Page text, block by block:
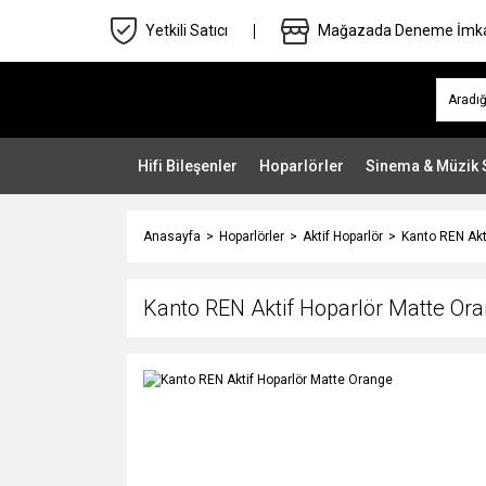
Yetkili Satıcı Mağazada Deneme
Hifi Bileşenler Hoparlörler Sinema & Müzik
Anasayfa Hoparlörler Aktif Hoparlör Kanto REN
Kanto REN Aktif Hoparlör Matte